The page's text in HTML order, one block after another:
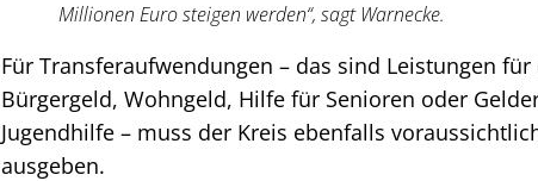
Millionen Euro steigen werden“, sagt Warnecke.
Für Transferaufwendungen – das sind Leistungen
Bürgergeld, Wohngeld, Hilfe für Senioren oder
Jugendhilfe – muss der Kreis ebenfalls
ausgeben.